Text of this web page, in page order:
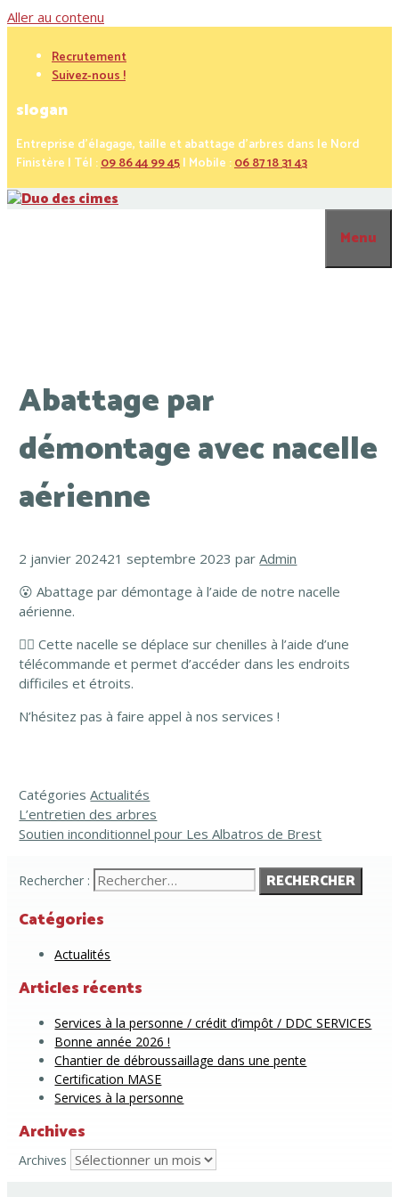
Aller au contenu
Recrutement
Suivez-nous !
slogan
Entreprise d’élagage, taille et abattage d’arbres dans le Nord
Finistère | Tél :09 86 44 99 45| Mobile :06 87 18 31 43
Menu
Abattage par
démontage avec nacelle
aérienne
2 janvier 202421 septembre 2023 parAdmin
😮 Abattage par démontage à l’aide de notre nacelle
aérienne.
☝🏼 Cette nacelle se déplace sur chenilles à l’aide d’une
télécommande et permet d’accéder dans les endroits
difficiles et étroits.
N’hésitez pas à faire appel à nos services !
CatégoriesActualités
L’entretien des arbres
Soutien inconditionnel pour Les Albatros de Brest
Rechercher :
Catégories
Actualités
Articles récents
Services à la personne / crédit d’impôt / DDC SERVICES
Bonne année 2026 !
Chantier de débroussaillage dans une pente
Certification MASE
Services à la personne
Archives
Archives